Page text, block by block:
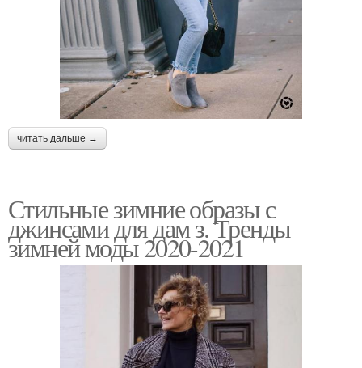
читать дальше →
Стильные зимние образы с
джинсами для дам з. Тренды
зимней моды 2020-2021